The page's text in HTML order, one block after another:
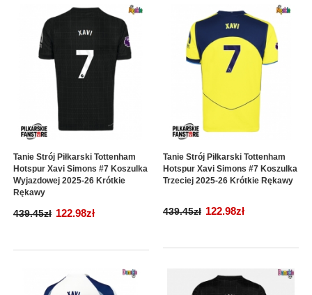
Tanie Strój Piłkarski Tottenham
Hotspur Xavi Simons #7 Koszulka
Wyjazdowej 2025-26 Krótkie
Rękawy
439.45zł 122.98zł
Tanie Strój Piłkarski Tottenham
Hotspur Xavi Simons #7 Koszulka
Trzeciej 2025-26 Krótkie Rękawy
439.45zł 122.98zł